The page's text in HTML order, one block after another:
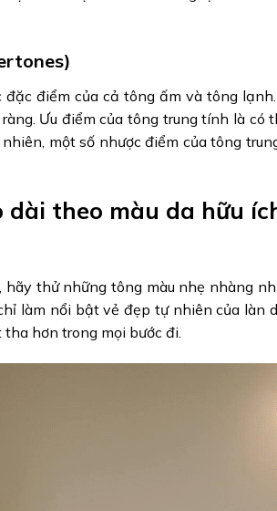
điểm của cả tông ấm và tông
Ưu điểm của tông trung tính là có
một số nhược điểm của tông
dài theo màu da hữu
thử những tông màu nhẹ nhàng
làm nổi bật vẻ đẹp tự nhiên của làn
hơn trong mọi bước đi.